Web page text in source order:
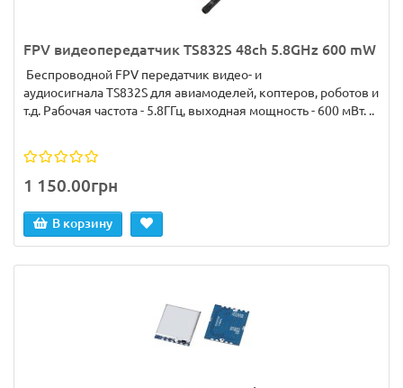
FPV видеопередатчик TS832S 48ch 5.8GHz 600 mW
Беспроводной FPV передатчик видео- и
аудиосигнала TS832S для авиамоделей, коптеров, роботов и
т.д. Рабочая частота - 5.8ГГц, выходная мощность - 600 мВт. ..
1 150.00грн
В корзину